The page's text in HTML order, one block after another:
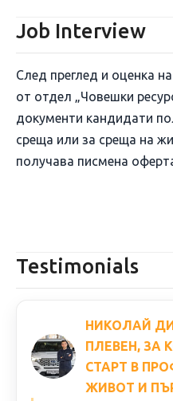
Job Interview
След преглед и оценка
от отдел „Човешки
документи кандидати
среща или за среща на
получава писмена
Testimonials
НИКОЛАЙ
ПЛЕВЕН, ЗА
СТАРТ В
ЖИВОТ И